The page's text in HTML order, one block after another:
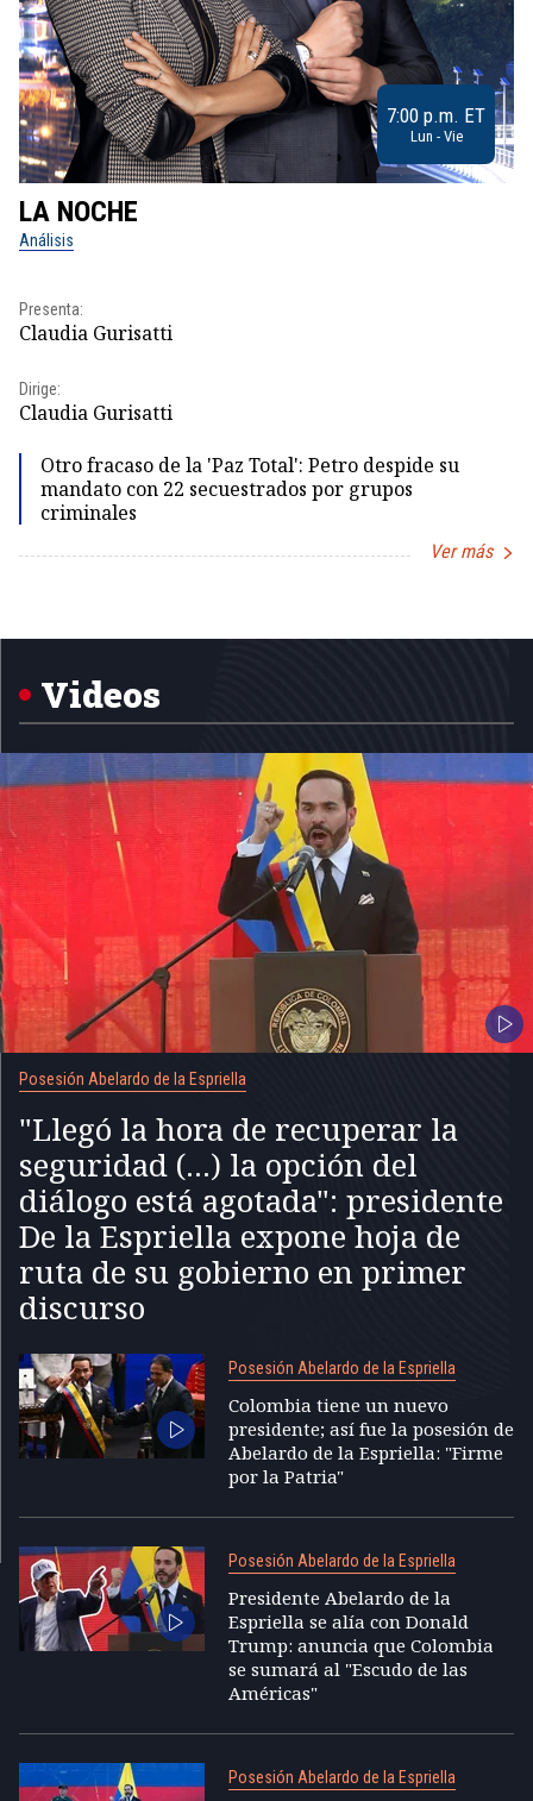
7:00 p.m. ET
Lun - Vie
LA NOCHE
Análisis
Presenta:
Claudia Gurisatti
Dirige:
Claudia Gurisatti
Otro fracaso de la 'Paz Total': Petro despide su
mandato con 22 secuestrados por grupos
criminales
Ver más
5
Videos
Posesión Abelardo de la Espriella
"Llegó la hora de recuperar la
seguridad (...) la opción del
diálogo está agotada": presidente
De la Espriella expone hoja de
ruta de su gobierno en primer
discurso
Posesión Abelardo de la Espriella
Colombia tiene un nuevo
presidente; así fue la posesión de
Abelardo de la Espriella: "Firme
por la Patria"
Posesión Abelardo de la Espriella
Presidente Abelardo de la
Espriella se alía con Donald
Trump: anuncia que Colombia
se sumará al "Escudo de las
Américas"
Posesión Abelardo de la Espriella